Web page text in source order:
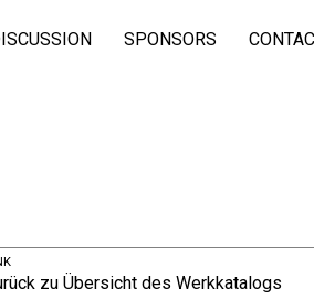
SPONSORS
zu Übersicht des Werkkatalogs